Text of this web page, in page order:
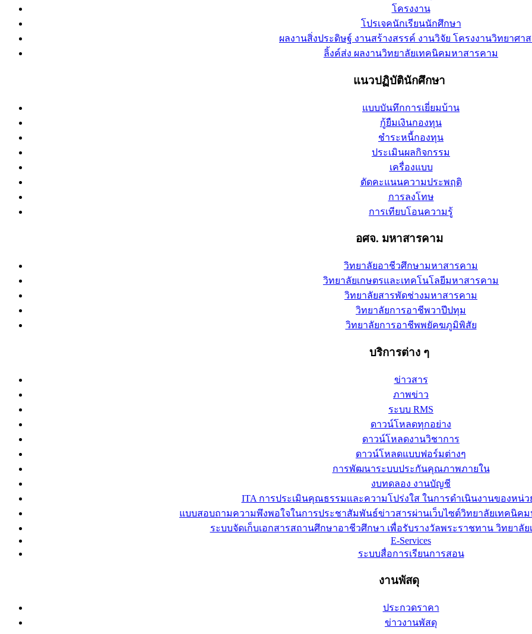
โครงงาน
โปรเจคนักเรียนนักศึกษา
ผลงานสิ่งประดิษฐ์ งานสร้างสรรค์ งานวิจัย โครงงานวิทยาศา
ลิ้งค์ส่ง ผลงานวิทยาลัยเทคนิคมหาสารคาม
แนวปฏิบัตินักศึกษา
แบบบันทึกการเยี่ยมบ้าน
กู้ยืมเงินกองทุน
ชำระหนี้กองทุน
ประเมินผลกิจกรรม
เครื่องแบบ
ตัดคะแนนความประพฤติ
การลงโทษ
การเทียบโอนความรู้
อศจ. มหาสารคาม
วิทยาลัยอาชีวศึกษามหาสารคาม
วิทยาลัยเกษตรและเทคโนโลยีมหาสารคาม
วิทยาลัยสารพัดช่างมหาสารคาม
วิทยาลัยการอาชีพวาปีปทุม
วิทยาลัยการอาชีพพยัคฆภูมิพิสัย
บริการต่าง ๆ
ข่าวสาร
ภาพข่าว
ระบบ RMS
ดาวน์โหลดทุกอย่าง
ดาวน์โหลดงานวิชาการ
ดาวน์โหลดแบบฟอร์มต่างๆ
การพัฒนาระบบประกันคุณภาพภายใน
งบทดลอง งานบัญชี
ITA การประเมินคุณธรรมและความโปร่งใส ในการดำเนินงานของหน่
แบบสอบถามความพึงพอใจในการประชาสัมพันธ์ข่าวสารผ่านเว็บไซต์วิทยาลัยเทคนิคม
ระบบจัดเก็บเอกสารสถานศึกษาอาชีวศึกษา เพื่อรับรางวัลพระราชทาน วิทยาลั
E-Services
ระบบสื่อการเรียนการสอน
งานพัสดุ
ประกวดราคา
ข่าวงานพัสดุ